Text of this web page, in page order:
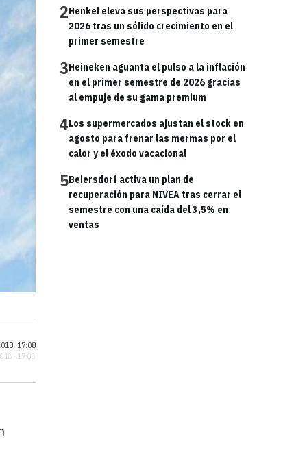
2Henkel eleva sus perspectivas para
2026 tras un sólido crecimiento en el
primer semestre
3Heineken aguanta el pulso a la inflación
en el primer semestre de 2026 gracias
al empuje de su gama premium
4Los supermercados ajustan el stock en
agosto para frenar las mermas por el
calor y el éxodo vacacional
5Beiersdorf activa un plan de
recuperación para NIVEA tras cerrar el
semestre con una caída del 3,5% en
ventas
·17:08
· 17:08